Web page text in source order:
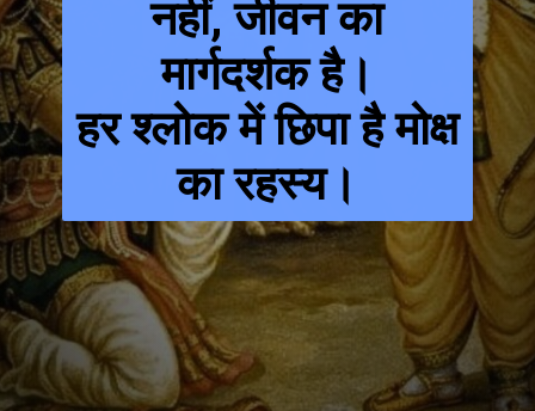
नहीं, जीवन का
मार्गदर्शक है।
हर श्लोक में छिपा है मोक्ष
का रहस्य।